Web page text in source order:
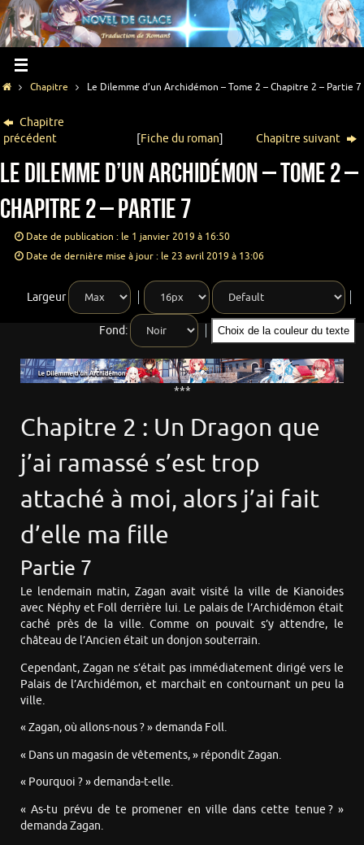
Chapitre Le Dilemme d’un Archidémon – Tome 2 – Chapitre 2 – Partie 7
Chapitre
précédent
[Fiche du roman] Chapitre suivant
Le Dilemme d’un Archidémon – Tome 2 –
Chapitre 2 – Partie 7
Date de publication : le 1 janvier 2019 à 16:50
Date de dernière mise à jour : le 23 avril 2019 à 13:06
Largeur
Fond: Choix de la couleur du texte
***
Chapitre 2 : Un Dragon que
j’ai ramassé s’est trop
attaché à moi, alors j’ai fait
d’elle ma fille
Partie 7
Le lendemain matin, Zagan avait visité la ville de Kianoides
avec Néphy et Foll derrière lui. Le palais de l’Archidémon était
caché près de la ville. Comme on pouvait s’y attendre, le
château de l’Ancien était un donjon souterrain.
Cependant, Zagan ne s’était pas immédiatement dirigé vers le
Palais de l’Archidémon, et marchait en contournant un peu la
ville.
« Zagan, où allons-nous ? » demanda Foll.
« Dans un magasin de vêtements, » répondit Zagan.
« Pourquoi ? » demanda-t-elle.
« As-tu prévu de te promener en ville dans cette tenue ? »
demanda Zagan.